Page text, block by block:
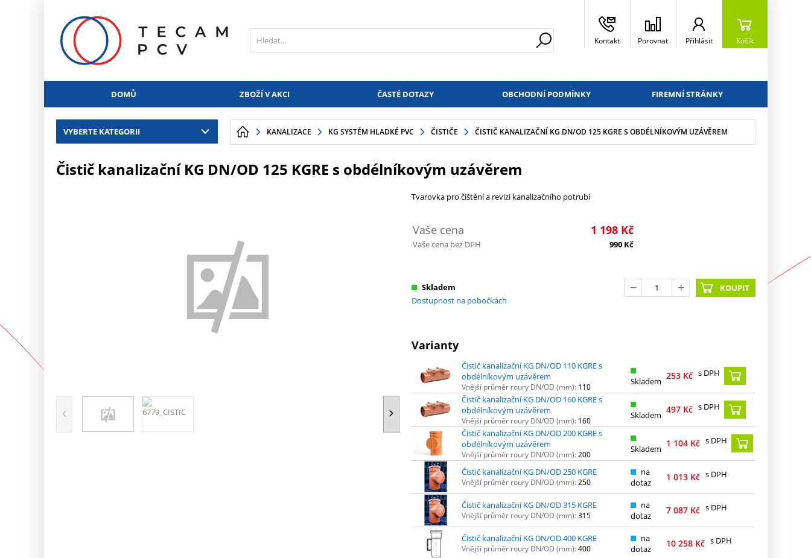
Kontakt Porovnat Přihlásit Košík
DOMŮ ZBOŽÍ V AKCI ČASTÉ DOTAZY OBCHODNÍ PODMÍNKY FIREMNÍ STRÁNKY
VYBERTE KATEGORII KANALIZACE KG SYSTÉM HLADKÉ PVC ČISTIČE ČISTIČ KANALIZAČNÍ KG DN/OD 125 KGRE S OBDÉLNÍKOVÝM UZÁVĚREM
Čistič kanalizační KG DN/OD 125 KGRE s obdélníkovým uzávěrem
Tvarovka pro čištění a revizi kanalizačního potrubí
Vaše cena 1 198 Kč
Vaše cena bez DPH 990 Kč
Skladem
Dostupnost na pobočkách
KOUPIT
Varianty
Čistič kanalizační KG DN/OD 110 KGRE s
obdélníkovým uzávěrem
Vnější průměr roury DN/OD (mm): 110
Skladem 253 Kč s DPH
Čistič kanalizační KG DN/OD 160 KGRE s
obdélníkovým uzávěrem
Vnější průměr roury DN/OD (mm): 160
Skladem 497 Kč s DPH
Čistič kanalizační KG DN/OD 200 KGRE s
obdélníkovým uzávěrem
Vnější průměr roury DN/OD (mm):200
Skladem 1 104 Kč s DPH
Čistič kanalizační KG DN/OD 250 KGRE
Vnější průměr roury DN/OD (mm):250
na
dotaz
1 013 Kč s DPH
Čistič kanalizační KG DN/OD 315 KGRE
Vnější průměr roury DN/OD (mm):315
na
dotaz
7 087 Kč s DPH
Čistič kanalizační KG DN/OD 400 KGRE
Vnější průměr roury DN/OD (mm):400
na
dotaz
10 258 Kč s DPH